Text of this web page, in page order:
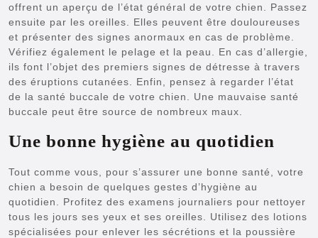
offrent un aperçu de l’état général de votre chien. Passez
ensuite par les oreilles. Elles peuvent être douloureuses
et présenter des signes anormaux en cas de problème.
Vérifiez également le pelage et la peau. En cas d’allergie,
ils font l’objet des premiers signes de détresse à travers
des éruptions cutanées. Enfin, pensez à regarder l’état
de la santé buccale de votre chien. Une mauvaise santé
buccale peut être source de nombreux maux.
Une bonne hygiène au quotidien
Tout comme vous, pour s’assurer une bonne santé, votre
chien a besoin de quelques gestes d’hygiène au
quotidien. Profitez des examens journaliers pour nettoyer
tous les jours ses yeux et ses oreilles. Utilisez des lotions
spécialisées pour enlever les sécrétions et la poussière